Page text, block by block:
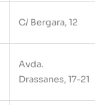
C/ Bergara, 12
Avda.
Drassanes, 17-21